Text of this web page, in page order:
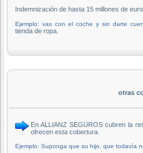
Indemnización de hasta 15 millones de
Ejemplo: vas con el coche y sin darte
tienda de ropa.
otras
En ALLIANZ SEGUROS cubren la
ofrecen esta cobertura.
Ejemplo: Suponga que su hijo, que todavía